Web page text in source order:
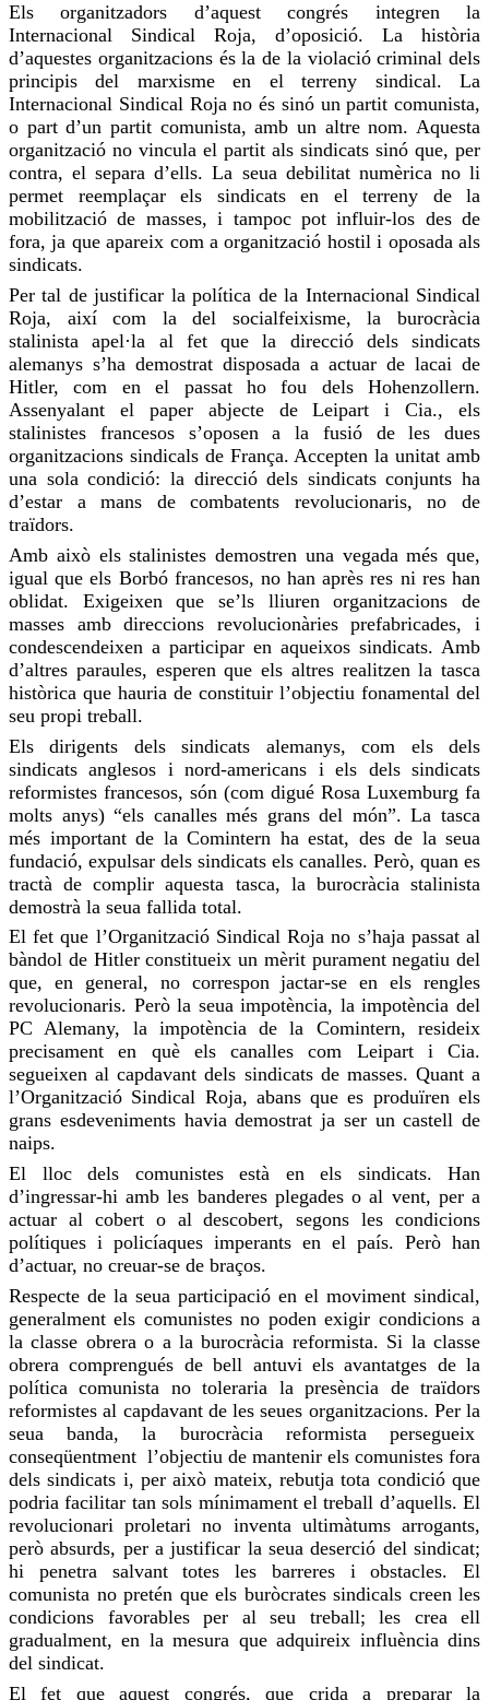
Els organitzadors d’aquest congrés integren la
Internacional Sindical Roja, d’oposició. La història
d’aquestes organitzacions és la de la violació criminal dels
principis del marxisme en el terreny sindical. La
Internacional Sindical Roja no és sinó un partit comunista,
o part d’un partit comunista, amb un altre nom. Aquesta
organització no vincula el partit als sindicats sinó que, per
contra, el separa d’ells. La seua debilitat numèrica no li
permet reemplaçar els sindicats en el terreny de la
mobilització de masses, i tampoc pot influir-los des de
fora, ja que apareix com a organització hostil i oposada als
sindicats.
Per tal de justificar la política de la Internacional Sindical
Roja, així com la del socialfeixisme, la burocràcia
stalinista apel·la al fet que la direcció dels sindicats
alemanys s’ha demostrat disposada a actuar de lacai de
Hitler, com en el passat ho fou dels Hohenzollern.
Assenyalant el paper abjecte de Leipart i Cia., els
stalinistes francesos s’oposen a la fusió de les dues
organitzacions sindicals de França. Accepten la unitat amb
una sola condició: la direcció dels sindicats conjunts ha
d’estar a mans de combatents revolucionaris, no de
traïdors.
Amb això els stalinistes demostren una vegada més que,
igual que els Borbó francesos, no han après res ni res han
oblidat. Exigeixen que se’ls lliuren organitzacions de
masses amb direccions revolucionàries prefabricades, i
condescendeixen a participar en aqueixos sindicats. Amb
d’altres paraules, esperen que els altres realitzen la tasca
històrica que hauria de constituir l’objectiu fonamental del
seu propi treball.
Els dirigents dels sindicats alemanys, com els dels
sindicats anglesos i nord-americans i els dels sindicats
reformistes francesos, són (com digué Rosa Luxemburg fa
molts anys) “els canalles més grans del món”. La tasca
més important de la Comintern ha estat, des de la seua
fundació, expulsar dels sindicats els canalles. Però, quan es
tractà de complir aquesta tasca, la burocràcia stalinista
demostrà la seua fallida total.
El fet que l’Organització Sindical Roja no s’haja passat al
bàndol de Hitler constitueix un mèrit purament negatiu del
que, en general, no correspon jactar-se en els rengles
revolucionaris. Però la seua impotència, la impotència del
PC Alemany, la impotència de la Comintern, resideix
precisament en què els canalles com Leipart i Cia.
segueixen al capdavant dels sindicats de masses. Quant a
l’Organització Sindical Roja, abans que es produïren els
grans esdeveniments havia demostrat ja ser un castell de
naips.
El lloc dels comunistes està en els sindicats. Han
d’ingressar-hi amb les banderes plegades o al vent, per a
actuar al cobert o al descobert, segons les condicions
polítiques i policíaques imperants en el país. Però han
d’actuar, no creuar-se de braços.
Respecte de la seua participació en el moviment sindical,
generalment els comunistes no poden exigir condicions a
la classe obrera o a la burocràcia reformista. Si la classe
obrera comprengués de bell antuvi els avantatges de la
política comunista no toleraria la presència de traïdors
reformistes al capdavant de les seues organitzacions. Per la
seua banda, la burocràcia reformista persegueix
conseqüentment l’objectiu de mantenir els comunistes fora
dels sindicats i, per això mateix, rebutja tota condició que
podria facilitar tan sols mínimament el treball d’aquells. El
revolucionari proletari no inventa ultimàtums arrogants,
però absurds, per a justificar la seua deserció del sindicat;
hi penetra salvant totes les barreres i obstacles. El
comunista no pretén que els buròcrates sindicals creen les
condicions favorables per al seu treball; les crea ell
gradualment, en la mesura que adquireix influència dins
del sindicat.
El fet que aquest congrés, que crida a preparar la